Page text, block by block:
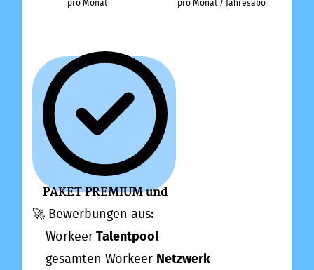
pro Monat pro Monat / Jahresabo
PAKET PREMIUMund
🚀 Bewerbungen aus:
WorkeerTalentpool
gesamten Workeer Netzwerk